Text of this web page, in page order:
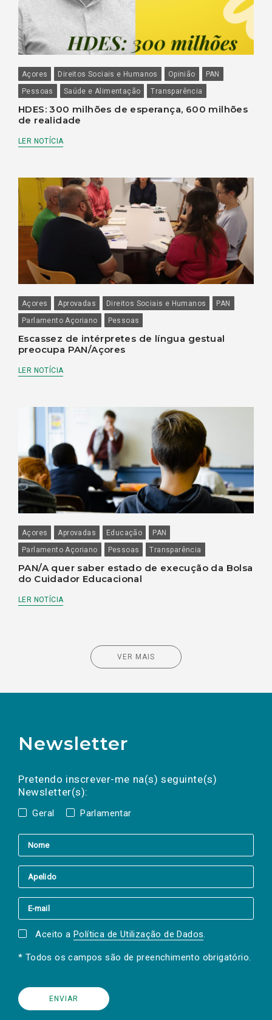
Açores Direitos Sociais e Humanos Opinião
PAN
Pessoas
Saúde e Alimentação Transparência
HDES: 300 milhões de esperança, 600 milhões
de realidade
LER NOTÍCIA
Açores Aprovadas Direitos Sociais e Humanos
PAN
Parlamento Açoriano
Pessoas
Escassez de intérpretes de língua gestual
preocupa PAN/Açores
LER NOTÍCIA
Açores Aprovadas Educação
PAN
Parlamento Açoriano
Pessoas Transparência
PAN/A quer saber estado de execução da Bolsa
do Cuidador Educacional
LER NOTÍCIA
VER MAIS
Newsletter
Pretendo inscrever-me na(s) seguinte(s)
Newsletter(s):
Geral Parlamentar
a(s) newsletter(s).
mail
Aceito a Política de Utilização de Dados.
* Todos os campos são de preenchimento obrigatório.